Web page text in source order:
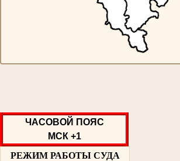
ЧАСОВОЙ ПОЯС
МСК +1
РЕЖИМ РАБОТЫ СУДА